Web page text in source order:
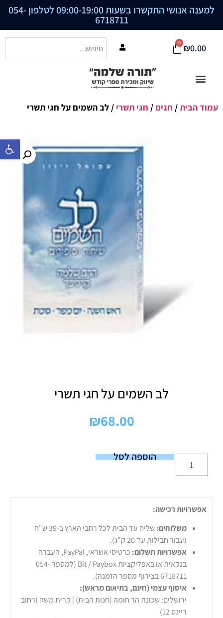
פתח סרגל
למענה אנושי התקשרו בשעות 09:00-19:00 לטלפון 054-
6718711
₪0.00
0
עמוד הבית/ חגים / חגי תשרי / לב השמים על חגי תשרי
לב השמים על חגי תשרי
₪68.00
הוספה לסל
אפשרויות רכישה:
משלוחים:
שליח עד הבית לכל רחבי הארץ ב-39 ש"ח
(עבור חבילות עד 20 ק"ג).
אפשרויות תשלום:
כרטיסי אשראי, PayPal, העברה
בנקאית או באפליקציות Bit / Paybox (למספר 054-
6718711 בצירוף מספר הזמנה).
איסוף עצמי (חינם, בתיאום מראש):
ירושלים: שכונת הר חומה (חנות הבית) | קרית משה (רחוב
ריינס 12)